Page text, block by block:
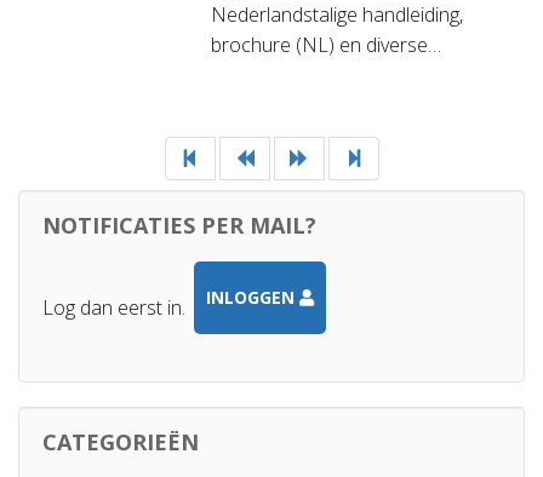
Nederlandstalige handleiding,
brochure (NL) en diverse…
NOTIFICATIES PER MAIL?
Log dan eerst in. INLOGGEN
CATEGORIEËN